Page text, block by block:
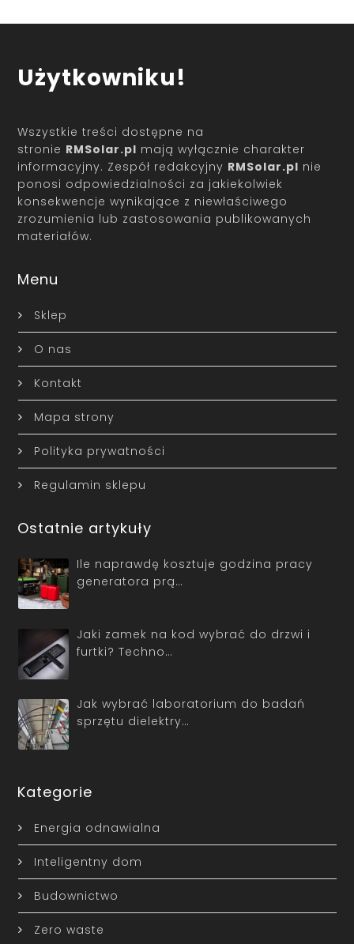
Użytkowniku!
Wszystkie treści dostępne na
stronie RMSolar.pl mają wyłącznie charakter
informacyjny. Zespół redakcyjny RMSolar.pl nie
ponosi odpowiedzialności za jakiekolwiek
konsekwencje wynikające z niewłaściwego
zrozumienia lub zastosowania publikowanych
materiałów.
Menu
Sklep
O nas
Kontakt
Mapa strony
Polityka prywatności
Regulamin sklepu
Ostatnie artykuły
Ile naprawdę kosztuje godzina pracy
generatora prą…
Jaki zamek na kod wybrać do drzwi i
furtki? Techno…
Jak wybrać laboratorium do badań
sprzętu dielektry…
Kategorie
Energia odnawialna
Inteligentny dom
Budownictwo
Zero waste